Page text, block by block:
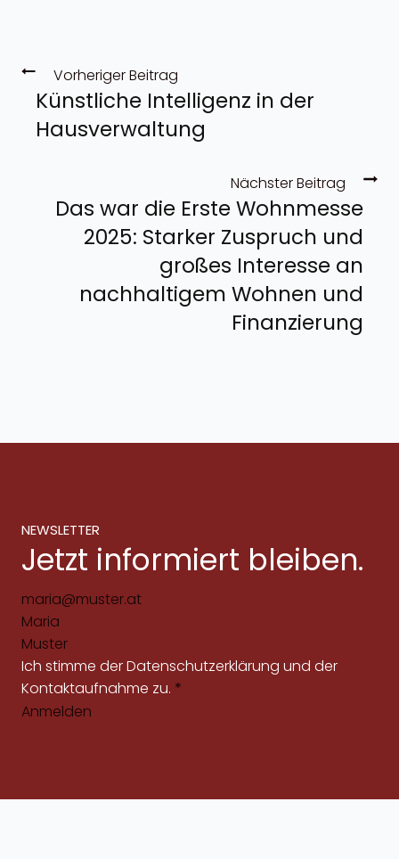
Vorheriger Beitrag
Künstliche Intelligenz in der
Hausverwaltung
Nächster Beitrag
Das war die Erste Wohnmesse
2025: Starker Zuspruch und
großes Interesse an
nachhaltigem Wohnen und
Finanzierung
NEWSLETTER
Jetzt informiert bleiben.
Ich stimme derDatenschutzerklärung und der
Kontaktaufnahme zu. *
Anmelden